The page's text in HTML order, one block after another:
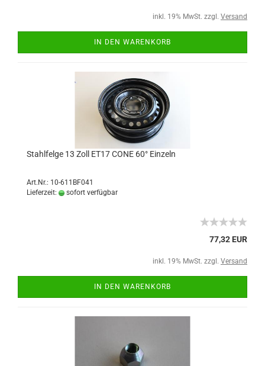
inkl. 19% MwSt. zzgl. Versand
IN DEN WARENKORB
Stahlfelge 13 Zoll ET17 CONE 60° Einzeln
Art.Nr.: 10-611BF041
Lieferzeit:
sofort verfügbar
77,32 EUR
inkl. 19% MwSt. zzgl. Versand
IN DEN WARENKORB